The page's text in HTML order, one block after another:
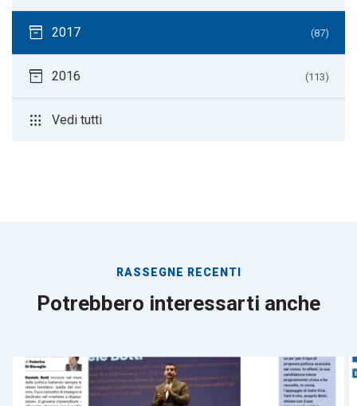
inventory_2 2017 (87)
inventory_2 2016 (113)
apps Vedi tutti
RASSEGNE RECENTI
Potrebbero interessarti anche